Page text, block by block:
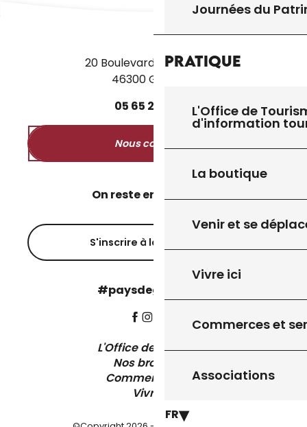
Journées du
Pratique
L'Office de
d'information
La boutique
Venir et se
Vivre ici
Commerces et
Associations
FR
20 Boulevard des Martyrs
46300 Gourdon
05 65 27 50
Nous contacter
On reste en contact ?
S'inscrire à la newsletter
#paysdegourdon !
L'Office de Tourisme
Nos brochures
Comment venir ?
Vivre ici